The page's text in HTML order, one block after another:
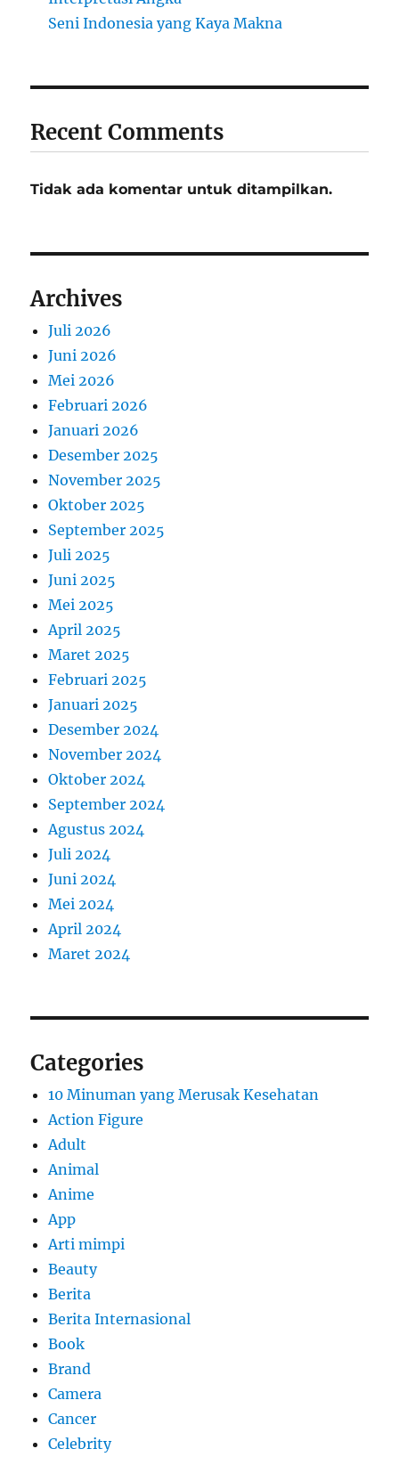
Seni Indonesia yang Kaya Makna
Recent Comments
Tidak ada komentar untuk ditampilkan.
Archives
Juli 2026
Juni 2026
Mei 2026
Februari 2026
Januari 2026
Desember 2025
November 2025
Oktober 2025
September 2025
Juli 2025
Juni 2025
Mei 2025
April 2025
Maret 2025
Februari 2025
Januari 2025
Desember 2024
November 2024
Oktober 2024
September 2024
Agustus 2024
Juli 2024
Juni 2024
Mei 2024
April 2024
Maret 2024
Categories
10 Minuman yang Merusak Kesehatan
Action Figure
Adult
Animal
Anime
App
Arti mimpi
Beauty
Berita
Berita Internasional
Book
Brand
Camera
Cancer
Celebrity